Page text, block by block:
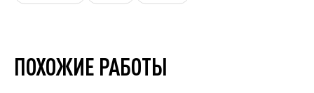
ПОХОЖИЕ РАБОТЫ